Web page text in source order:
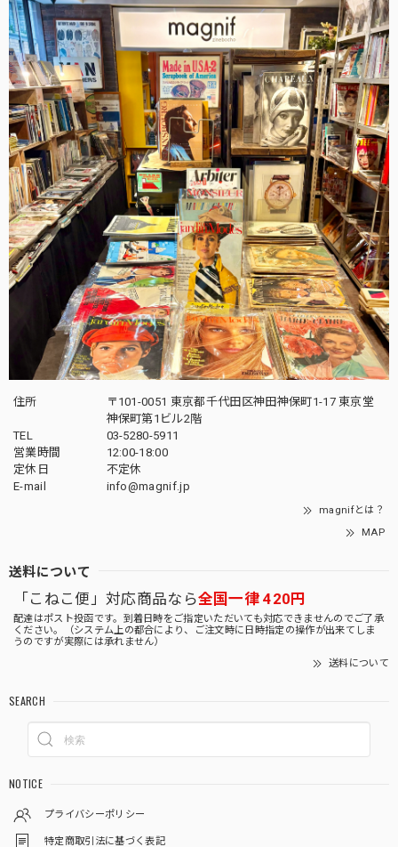
住所
〒101-0051 東京都千代田区神田神保町1-17 東京堂
神保町第1ビル2階
TEL
03-5280-5911
営業時間
12:00-18:00
定休日
不定休
E-mail
info@magnif.jp
magnifとは？
MAP
送料について
「こねこ便」対応商品なら全国一律 420円
配達はポスト投函です。到着日時をご指定いただいても対応できませんのでご了承
ください。（システム上の都合により、ご注文時に日時指定の操作が出来てしま
うのですが実際には承れません）
送料について
SEARCH
NOTICE
プライバシーポリシー
特定商取引法に基づく表記